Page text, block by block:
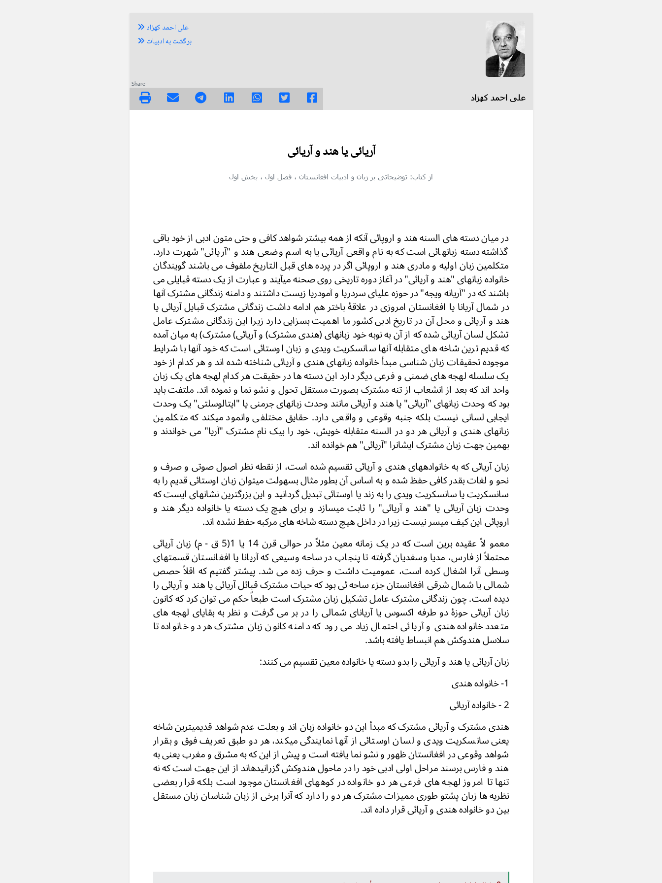
علی احمد کهزاد
علی احمد کهزاد
برگشت به ادبیات
Share
آریائی یا هند و آریائی
از کتاب: توضیحاتی بر زبان و ادبیات افغانستان ، فصل اول ، بخش اول
در میان دسته های السنه هند و اروپائی آنکه از همه بیشتر شواهد کافی و حتی متون ادبی از خود باقی
گذاشته دسته زبانهائی است که به نام واقعی آریائی یا به اسم وضعی هند و "آریائی" شهرت دارد.
متکلمین زبان اولیه و مادری هند و اروپائی اگر در پرده هاى قبل التاریخ ملفوف می باشند گویندگان
خانواده زبانهای "هند و آریائی" در آغاز دوره تاریخی روی صحنه میآیند و عبارت از یک دسته قبایلی می
باشند که در "آریانه ویجه" در حوزه علیای سردریا و آمودریا زیست داشتند و دامنه زندگانی مشترک آنها
در شمال آریانا یا افغانستان امروزی در علاقۀ باختر هم ادامه داشت زندگانی مشترک قبایل آریائی یا
هند و آریائی و محل آن در تاریخ ادبی کشور ما اهمیت بسزایی دارد زیرا این زندگانی مشترک عامل
تشکل لسان آریائی شده که از آن به نوبه خود زبانهای (هندی مشترک) و آریائی) مشترک) به میان آمده
که قدیم ترین شاخه های متقابله آنها سانسکریت ویدی و زبان اوستائی است که خود آنها با شرایط
موجوده تحقیقات زبان شناسی مبدأ خانواده زبانهای هندی و آریائی شناخته شده اند و هر کدام از خود
یک سلسله لهجه های ضمنی و فرعی دیگر دارد این دسته ها در حقیقت هر کدام لهجه های یک زبان
واحد اند که بعد از انشعاب از تنه مشترک بصورت مستقل تحول و نشو نما و نموده اند. ملتفت باید
بود که وحدت زبانهای "آریائی" یا هند و آریائی مانند وحدت زبانهای جرمنی یا "ایتالوسلتی" یک وحدت
ایجابی لسانی نیست بلکه جنبه وقوعی و واقعی دارد. حقایق مختلفی وانمود میکند که متکلمین
زبانهای هندی و آریائی هر دو در السنه متقابله خویش، خود را بیک نام مشترک "آریا" می خواندند و
بهمین جهت زبان مشترک ایشانرا "آریائی" هم خوانده اند.
زبان آریائی که به خانوادههای هندی و آریائی تقسیم شده است، از نقطه نظر اصول صوتی و صرف و
نحو و لغات بقدر کافی حفظ شده و به اساس آن بطور مثال بسهولت میتوان زبان اوستائی قدیم را به
سانسکریت یا سانسکریت ویدی را به زند یا اوستائی تبدیل گردانید و این بزرگترین نشانهای ایست که
وحدت زبان آریائی یا "هند و آریائی" را ثابت میسازد و برای هیچ یک دسته یا خانواده دیگر هند و
اروپائی این کیف میسر نیست زیرا در داخل هیچ دسته شاخه های مرکبه حفظ نشده اند.
معمو لاً عقیده برین است که در یک زمانه معین مثلاً در حوالی قرن 14 یا 1(5 ق - م) زبان آریائی
محتملاً از فارس، مدیا وسغدیان گرفته تا پنجاب در ساحه وسیعی که آریانا یا افغانستان قسمتهای
وسطی آنرا اشغال کرده است، عمومیت داشت و حرف زده می شد. پیشتر گفتیم که اقلاً حصص
شمالی یا شمال شرقی افغانستان جزء ساحه ئی بود که حیات مشترک قبائل آریائی یا هند و آریائی را
دیده است. چون زندگانی مشترک عامل تشکیل زبان مشترک است طبعاً حکم می توان کرد که کانون
زبان آریائی حوزۀ دو طرفه اکسوس یا آریانای شمالی را در بر می گرفت و نظر به بقایای لهجه های
متعدد خانواده هندی و آریائی احتمال زیاد می رود که دامنه کانون زبان مشترک هر دو خانواده تا
سلاسل هندوکش هم انبساط یافته باشد.
زبان آریائی یا هند و آریائی را بدو دسته یا خانواده معین تقسیم می کنند:
1- خانواده هندی
2 - خانواده آریائی
هندی مشترک و آریائی مشترک که مبدأ این دو خانواده زبان اند و بعلت عدم شواهد قدیمیترین شاخه
یعنی سانسکریت ویدی و لسان اوستائی از آنها نمایندگی میکند، هر دو طبق تعریف فوق و بقرار
شواهد وقوعی در افغانستان ظهور و نشو نما یافته است و پیش از این که به مشرق و مغرب یعنی به
هند و فارس برسند مراحل اولی ادبی خود را در ماحول هندوکش گزرانیدهاند از این جهت است که نه
تنها تا امروز لهجه های فرعی هر دو خانواده در کوههای افغانستان موجود است بلکه قرار بعضی
نظریه ها زبان پشتو طوری ممیزات مشترک هر دو را دارد که آنرا برخی از زبان شناسان زبان مستقل
بین دو خانواده هندی و آریائی قرار داده اند.